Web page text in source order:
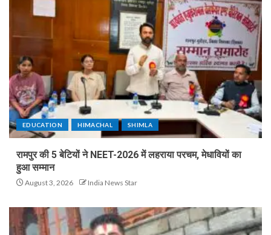
EDUCATION HIMACHAL SHIMLA
रामपुर की 5 बेटियों ने NEET-2026 में लहराया परचम, मेधावियों का
हुआ सम्मान
August 3, 2026 India News Star